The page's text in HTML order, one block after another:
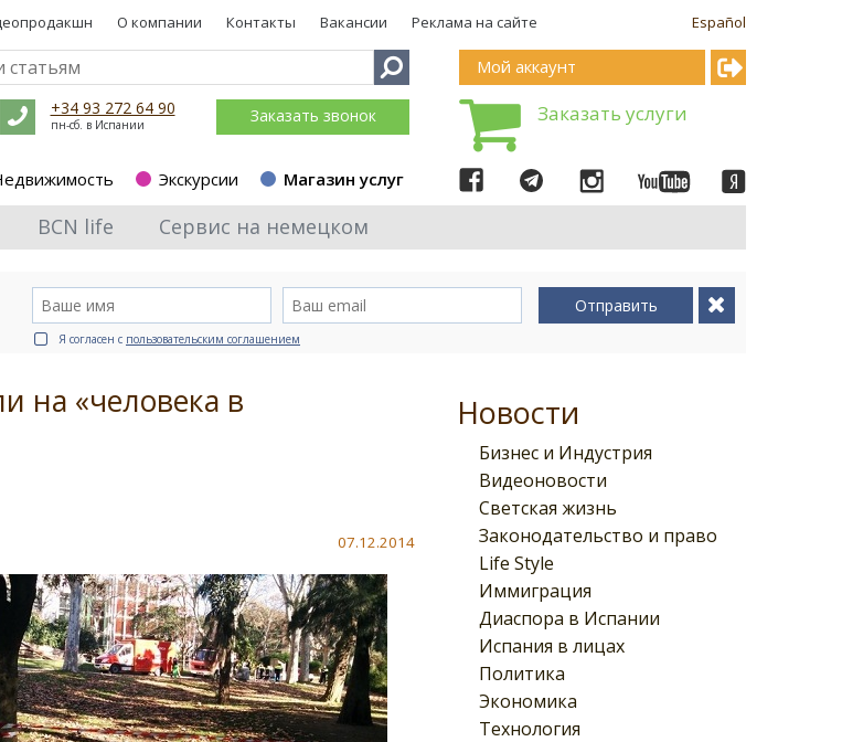
Español
О компании Контакты Вакансии Реклама на сайте
+34 93 272 64 90
пн-сб. в Испании Заказать звонок
Экскурсии Магазин услуг
Мой аккаунт
Заказать услуги
BCN life Сервис на немецком
Отправить
Я согласен с пользовательским соглашением
Новости
Бизнес и Индустрия
Видеоновости
Светская жизнь
Законодательство и право
Life Style
Иммиграция
Диаспора в Испании
Испания в лицах
Политика
Экономика
Технология
на «человека в
07.12.2014